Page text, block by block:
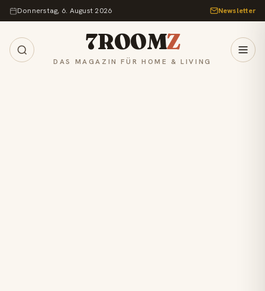
Zum Inhalt springen
Donnerstag, 6. August 2026 Newsletter
7ROOMZ
DAS MAGAZIN FÜR HOME & LIVING